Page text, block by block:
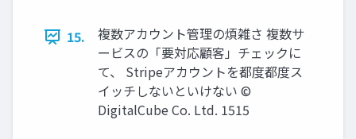
15.
複数アカウント管理の煩雑さ 複数サ
ービスの「要対応顧客」チェックに
て、 Stripeアカウントを都度都度ス
イッチしないといけない ©
DigitalCube Co. Ltd. 1515